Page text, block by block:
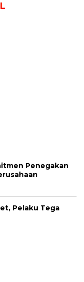
Penegakan
Pelaku Tega